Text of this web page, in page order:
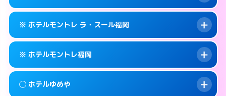
info このホテルの詳細ページを見る →
smartphone 092-741-3535
map 福岡市中央区西公園14-24
info このホテルの詳細ページを見る →
案内方法: 女性が直接お部屋まで伺います。
smartphone 092-687-1100
map 福岡市中央区天神3-5-7
info このホテルの詳細ページを見る →
案内方法: 女性が直接お部屋まで伺います。
smartphone 092-286-1700
map 福岡市中央区春吉3-14-20
※ ホテルモントレ ラ・スール福岡
案内方法: カードキーにつきホテルの入り口で
待ち合わせ。
※ ホテルモントレ福岡
◯ ホテルゆめや